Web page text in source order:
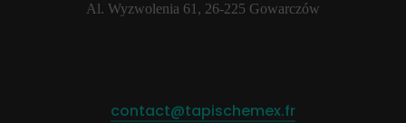
Al. Wyzwolenia 61, 26-225 Gowarczów
contact@tapischemex.fr